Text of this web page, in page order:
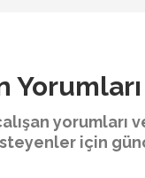
Yorumları
yorumları
isteyenler için